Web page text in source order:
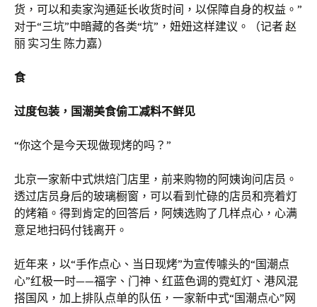
货，可以和卖家沟通延长收货时间，以保障自身的权益。”
对于“三坑”中暗藏的各类“坑”，妞妞这样建议。（记者 赵
丽 实习生 陈力嘉）
食
过度包装，国潮美食偷工减料不鲜见
“你这个是今天现做现烤的吗？”
北京一家新中式烘焙门店里，前来购物的阿姨询问店员。
透过店员身后的玻璃橱窗，可以看到忙碌的店员和亮着灯
的烤箱。得到肯定的回答后，阿姨选购了几样点心，心满
意足地扫码付钱离开。
近年来，以“手作点心、当日现烤”为宣传噱头的“国潮点
心”红极一时——福字、门神、红蓝色调的霓虹灯、港风混
搭国风，加上排队点单的队伍，一家新中式“国潮点心”网